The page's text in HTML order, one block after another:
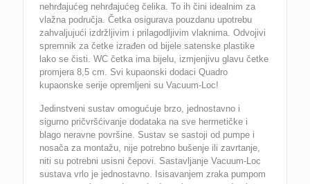
nehrđajućeg nehrđajućeg čelika. To ih čini idealnim za
vlažna područja. Četka osigurava pouzdanu upotrebu
zahvaljujući izdržljivim i prilagodljivim vlaknima. Odvojivi
spremnik za četke izrađen od bijele satenske plastike
lako se čisti. WC četka ima bijelu, izmjenjivu glavu četke
promjera 8,5 cm. Svi kupaonski dodaci Quadro
kupaonske serije opremljeni su Vacuum-Loc!
Jedinstveni sustav omogućuje brzo, jednostavno i
sigurno pričvršćivanje dodataka na sve hermetičke i
blago neravne površine. Sustav se sastoji od pumpe i
nosača za montažu, nije potrebno bušenje ili zavrtanje,
niti su potrebni usisni čepovi. Sastavljanje Vacuum-Loc
sustava vrlo je jednostavno. Isisavanjem zraka pumpom